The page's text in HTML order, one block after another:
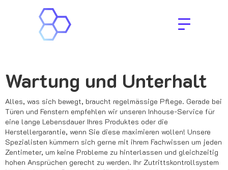
Wartung und Unterhalt
Alles, was sich bewegt, braucht regelmässige Pflege. Gerade bei
Türen und Fenstern empfehlen wir unseren Inhouse-Service für
eine lange Lebensdauer Ihres Produktes oder die
Herstellergarantie, wenn Sie diese maximieren wollen! Unsere
Spezialisten kümmern sich gerne mit ihrem Fachwissen um jeden
Zentimeter, um keine Probleme zu hinterlassen und gleichzeitig
hohen Ansprüchen gerecht zu werden. Ihr Zutrittskontrollsystem